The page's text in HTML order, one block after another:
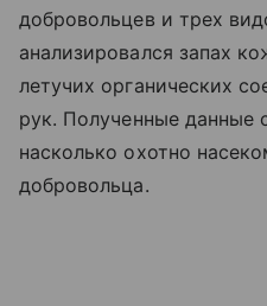
добровольцев и трех
анализировался запах
летучих органических
рук. Полученные данные
насколько охотно
добровольца.